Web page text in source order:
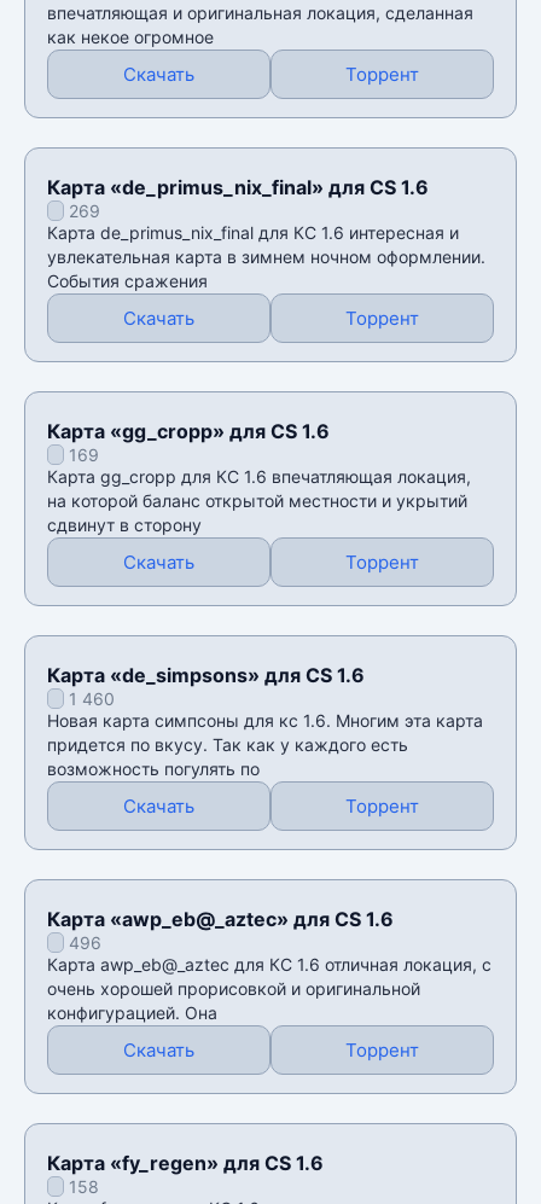
впечатляющая и оригинальная локация, сделанная
как некое огромное
Скачать Торрент
Карта «de_primus_nix_final» для CS 1.6
269
Карта de_primus_nix_final для КС 1.6 интересная и
увлекательная карта в зимнем ночном оформлении.
События сражения
Скачать Торрент
Карта «gg_cropp» для CS 1.6
169
Карта gg_cropp для КС 1.6 впечатляющая локация,
на которой баланс открытой местности и укрытий
сдвинут в сторону
Скачать Торрент
Карта «de_simpsons» для CS 1.6
1 460
Новая карта симпсоны для кс 1.6. Многим эта карта
придется по вкусу. Так как у каждого есть
возможность погулять по
Скачать Торрент
Карта «awp_eb@_aztec» для CS 1.6
496
Карта awp_eb@_aztec для КС 1.6 отличная локация, с
очень хорошей прорисовкой и оригинальной
конфигурацией. Она
Скачать Торрент
Карта «fy_regen» для CS 1.6
158